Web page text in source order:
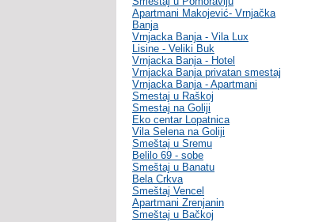
Apartmani Makojević- Vrnjačka
Banja
Vrnjacka Banja - Vila Lux
Lisine - Veliki Buk
Vrnjacka Banja - Hotel
Vrnjacka Banja privatan smestaj
Vrnjacka Banja - Apartmani
Smestaj u Raškoj
Smestaj na Goliji
Eko centar Lopatnica
Vila Selena na Goliji
Smeštaj u Sremu
Belilo 69 - sobe
Smeštaj u Banatu
Bela Crkva
Smeštaj Vencel
Apartmani Zrenjanin
Smeštaj u Bačkoj